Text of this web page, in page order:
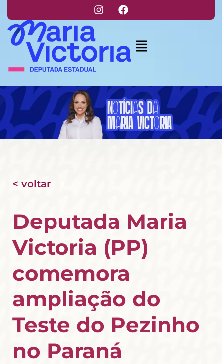
< voltar
Deputada Maria
Victoria (PP)
comemora
ampliação do
Teste do Pezinho
no Paraná